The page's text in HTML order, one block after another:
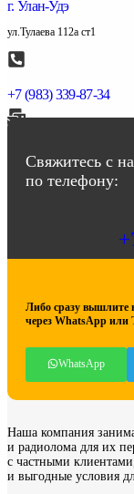
г. Улан-Удэ
ул.Тулаева 112а ст1
+7 (983) 339-87-34
Свяжитесь с
по телефону:
Либо сразу вышлите
через WhatsApp или
WhatsApp
Наша компания
и радиолома для их
с частными
и выгодные условия